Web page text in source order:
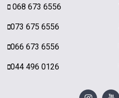
068 673 6556
073 675 6556
066 673 6556
044 496 0126